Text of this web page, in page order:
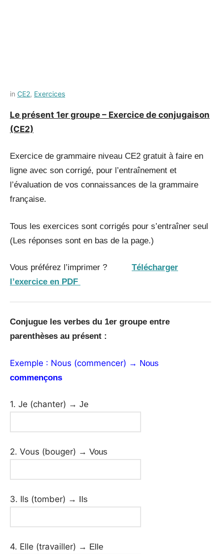
Posted
9
juillet
by
rapide
in CE2, Exercices
Le présent 1er groupe – Exercice de conjugaison
(CE2)
Exercice de grammaire niveau CE2 gratuit à faire en
ligne avec son corrigé, pour l’entraînement et
l’évaluation de vos connaissances de la grammaire
française.
Tous les exercices sont corrigés pour s’entraîner seul
(Les réponses sont en bas de la page.)
Vous préférez l’imprimer ? Télécharger
l’exercice en PDF
Conjugue les verbes du 1er groupe entre
parenthèses au présent :
Exemple : Nous (commencer) → Nous
commençons
1. Je (chanter) → Je
2. Vous (bouger) → Vous
3. Ils (tomber) → Ils
4. Elle (travailler) → Elle